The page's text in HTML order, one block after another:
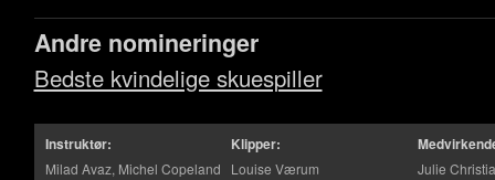
Andre nomineringer
Bedste kvindelige skuespiller
Instruktør:
Milad Avaz, Michel Copeland
Klipper:
Louise Værum
Julie